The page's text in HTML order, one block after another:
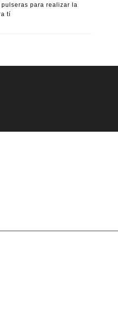
pulseras para realizar la
tí